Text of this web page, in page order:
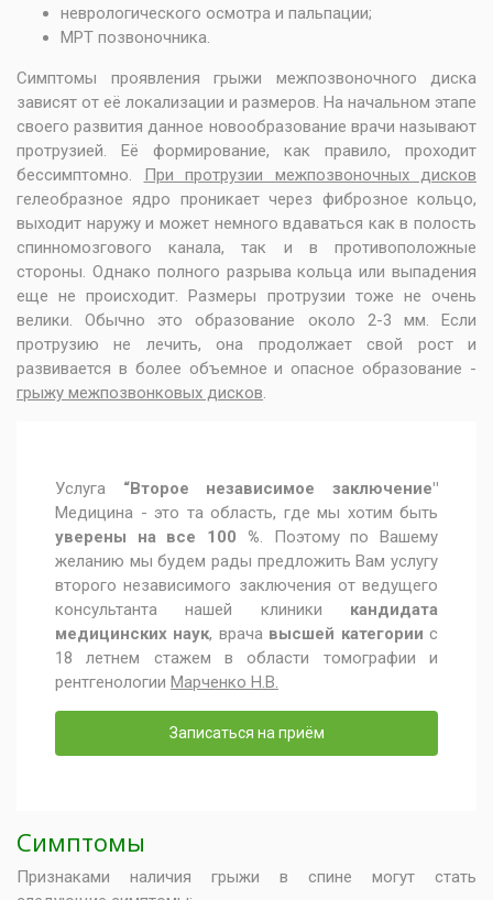
неврологического осмотра и пальпации;
МРТ позвоночника
Симптомы проявления грыжи межпозвоночного диска
зависят от её локализации и размеров. На начальном этапе
своего развития данное новообразование врачи называют
протрузией. Её формирование, как правило, проходит
бессимптомно. При протрузии межпозвоночных дисков
гелеобразное ядро проникает через фиброзное кольцо,
выходит наружу и может немного вдаваться как в полость
спинномозгового канала, так и в противоположные
стороны. Однако полного разрыва кольца или выпадения
еще не происходит. Размеры протрузии тоже не очень
велики. Обычно это образование около 2-3 мм. Если
протрузию не лечить, она продолжает свой рост и
развивается в более объемное и опасное образование -
грыжу межпозвонковых дисков
Услуга “Второе независимое заключение"
Медицина - это та область, где мы хотим быть
уверены на все 100 % . Поэтому по Вашему
желанию мы будем рады предложить Вам услугу
второго независимого заключения от ведущего
консультанта нашей клиники кандидата
медицинских наук, врача высшей категории с
18 летнем стажем в области томографии и
рентгенологии Марченко Н.В.
Записаться на приём
Симптомы
Признаками наличия грыжи в спине могут стать